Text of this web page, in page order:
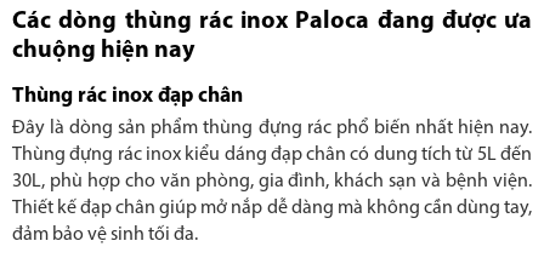
Các dòng thùng rác inox Paloca đang được ưa
chuộng hiện nay
Thùng rác inox đạp chân
Đây là dòng sản phẩm thùng đựng rác phổ biến nhất hiện nay.
Thùng đựng rác inox kiểu dáng đạp chân có dung tích từ 5L đến
30L, phù hợp cho văn phòng, gia đình, khách sạn và bệnh viện.
Thiết kế đạp chân giúp mở nắp dễ dàng mà không cần dùng tay,
đảm bảo vệ sinh tối đa.